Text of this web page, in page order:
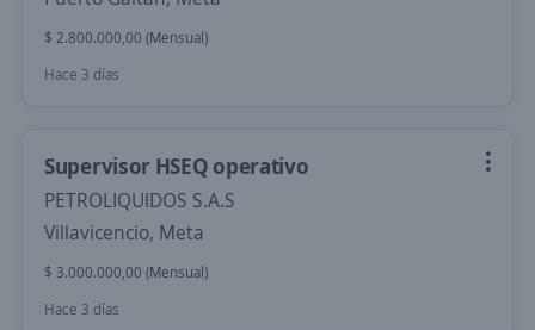
$ 2.800.000,00 (Mensual)
Hace 3 días
Supervisor HSEQ operativo
PETROLIQUIDOS S.A.S
Villavicencio, Meta
$ 3.000.000,00 (Mensual)
Hace 3 días